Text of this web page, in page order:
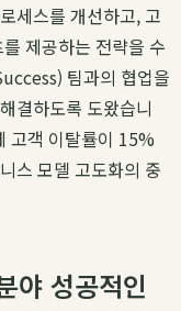
세스를 개선하고, 고
제공하는 전략을 수
팀과의 협업을
결하도록 도왔습니
고객 이탈률이 15%
스 모델 고도화의 중
야 성공적인